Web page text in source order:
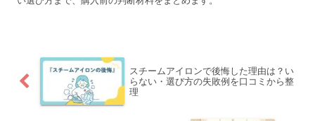
スチームアイロンで後悔した理由は？い
らない・選び方の失敗例を口コミから整
理